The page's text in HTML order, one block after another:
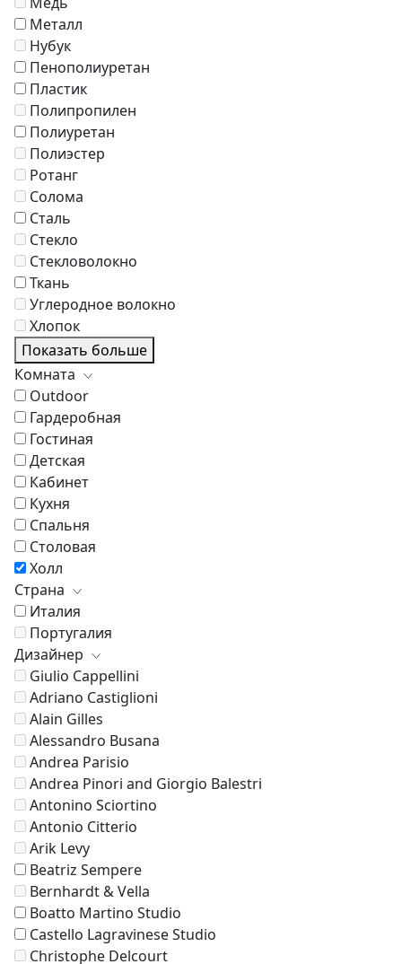
Металл
Нубук
Пенополиуретан
Пластик
Полипропилен
Полиуретан
Полиэстер
Ротанг
Солома
Сталь
Стекло
Стекловолокно
Ткань
Углеродное волокно
Хлопок
Показать больше
Комната
Outdoor
Гардеробная
Гостиная
Детская
Кабинет
Кухня
Спальня
Столовая
Холл
Страна
Италия
Португалия
Дизайнер
Giulio Cappellini
Adriano Castiglioni
Alain Gilles
Alessandro Busana
Andrea Parisio
Andrea Pinori and Giorgio Balestri
Antonino Sciortino
Antonio Citterio
Arik Levy
Beatriz Sempere
Bernhardt & Vella
Boatto Martino Studio
Castello Lagravinese Studio
Christophe Delcourt